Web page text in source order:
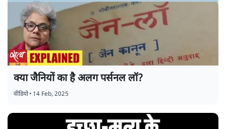
क्या जैनियों का है अलग पर्सनल लॉ?
वीडियो• 14 Feb, 2025